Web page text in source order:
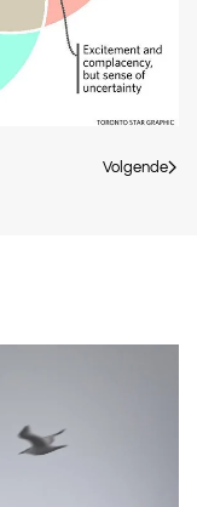
Volgende